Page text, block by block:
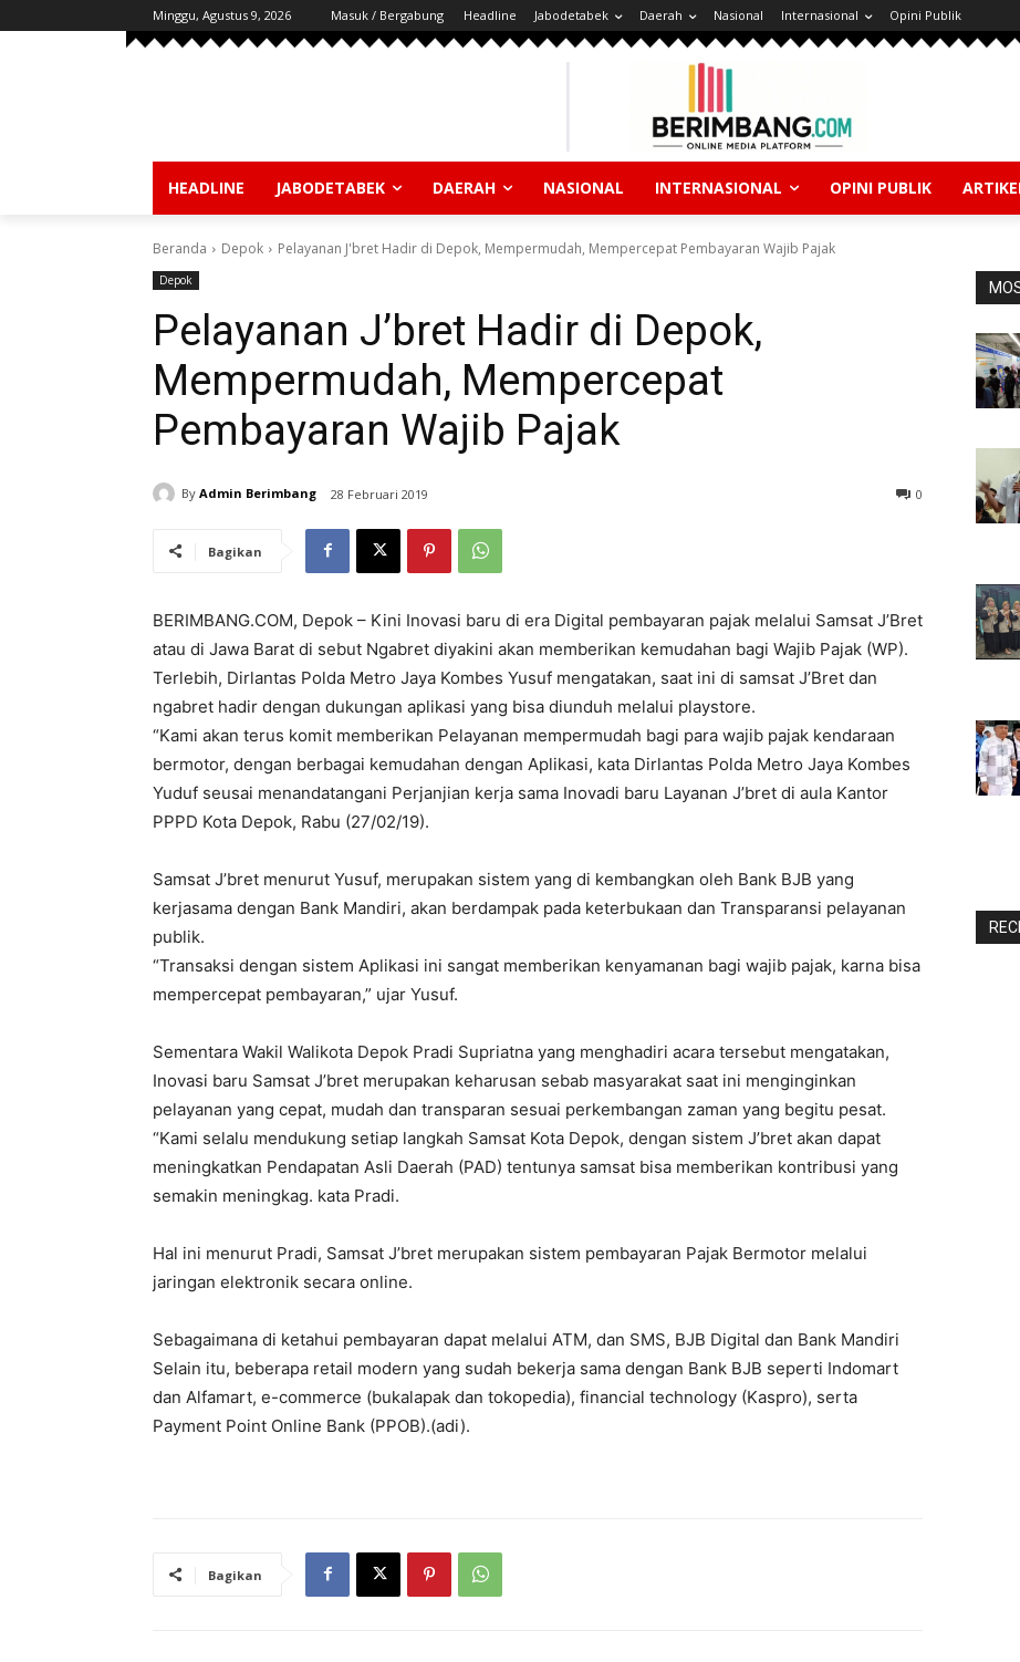
Minggu, Agustus 9, 2026 Masuk / Bergabung Headline Jabodetabek Daerah Nasional Internasional Opini Publik
HEADLINE JABODETABEK DAERAH NASIONAL INTERNASIONAL OPINI PUBLIK
Beranda Depok Pelayanan J'bret Hadir di Depok, Mempermudah, Mempercepat Pembayaran Wajib Pajak
Depok
Pelayanan J’bret Hadir di Depok,
Mempermudah, Mempercepat
Pembayaran Wajib Pajak
By Admin Berimbang 28 Februari 2019 0
Bagikan
BERIMBANG.COM, Depok – Kini Inovasi baru di era Digital pembayaran pajak melalui Samsat J’Bret
atau di Jawa Barat di sebut Ngabret diyakini akan memberikan kemudahan bagi Wajib Pajak (WP).
Terlebih, Dirlantas Polda Metro Jaya Kombes Yusuf mengatakan, saat ini di samsat J’Bret dan
ngabret hadir dengan dukungan aplikasi yang bisa diunduh melalui playstore.
“Kami akan terus komit memberikan Pelayanan mempermudah bagi para wajib pajak kendaraan
bermotor, dengan berbagai kemudahan dengan Aplikasi, kata Dirlantas Polda Metro Jaya Kombes
Yuduf seusai menandatangani Perjanjian kerja sama Inovadi baru Layanan J’bret di aula Kantor
PPPD Kota Depok, Rabu (27/02/19).
Samsat J’bret menurut Yusuf, merupakan sistem yang di kembangkan oleh Bank BJB yang
kerjasama dengan Bank Mandiri, akan berdampak pada keterbukaan dan Transparansi pelayanan
publik.
“Transaksi dengan sistem Aplikasi ini sangat memberikan kenyamanan bagi wajib pajak, karna bisa
mempercepat pembayaran,” ujar Yusuf.
Sementara Wakil Walikota Depok Pradi Supriatna yang menghadiri acara tersebut mengatakan,
Inovasi baru Samsat J’bret merupakan keharusan sebab masyarakat saat ini menginginkan
pelayanan yang cepat, mudah dan transparan sesuai perkembangan zaman yang begitu pesat.
“Kami selalu mendukung setiap langkah Samsat Kota Depok, dengan sistem J’bret akan dapat
meningkatkan Pendapatan Asli Daerah (PAD) tentunya samsat bisa memberikan kontribusi yang
semakin meningkag. kata Pradi.
Hal ini menurut Pradi, Samsat J’bret merupakan sistem pembayaran Pajak Bermotor melalui
jaringan elektronik secara online.
Sebagaimana di ketahui pembayaran dapat melalui ATM, dan SMS, BJB Digital dan Bank Mandiri
Selain itu, beberapa retail modern yang sudah bekerja sama dengan Bank BJB seperti Indomart
dan Alfamart, e-commerce (bukalapak dan tokopedia), financial technology (Kaspro), serta
Payment Point Online Bank (PPOB).(adi).
Bagikan